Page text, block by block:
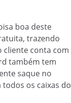
boa deste
trazendo
cliente conta com
também tem
saque no
os caixas do